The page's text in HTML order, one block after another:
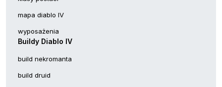
mapa diablo IV
wyposażenia
Buildy Diablo IV
build nekromanta
build druid